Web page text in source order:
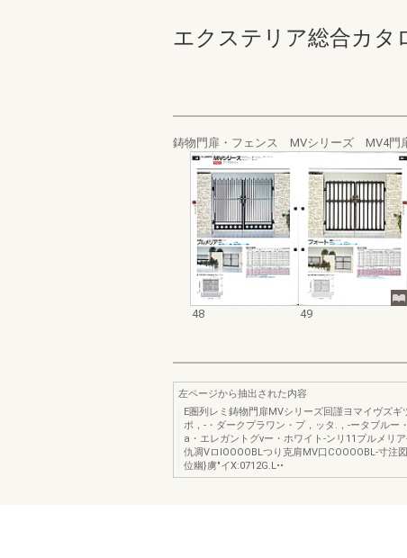
エクステリア総合カタ
鋳物門扉・フェンス MVシリーズ MV4門
48 49
左ページから抽出された内容
E圏列レミ鋳物門扉MVシリーズ回謹ヨマイヴズギ
ポ，-・ダークプラワン・プ，ッタ.，-ータブルー
a・エレガントグνー・ホワイト-ンリ11プルメリ
仇凋VロIOOOOBLつり克肩MV口COOOOBL-寸注
位幽}虜"イX:0712G.L••